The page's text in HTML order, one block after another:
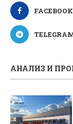
FACEBOOK
АНАЛИЗ И